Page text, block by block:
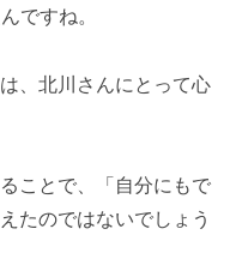
ですね。
、北川さんにとって心
ことで、「自分にもで
たのではないでしょう